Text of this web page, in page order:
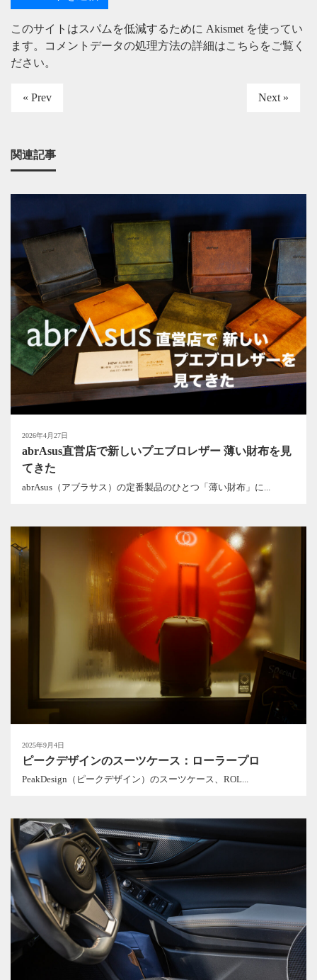
このサイトはスパムを低減するために Akismet を使ってい
ます。
コメントデータの処理方法の詳細はこちらをご覧く
ださい。
« Prev Next »
関連記事
2026年4月27日
abrAsus直営店で新しいプエブロレザー 薄い財布を見
てきた
abrAsus（アブラサス）の定番製品のひとつ「薄い財布」に...
2025年9月4日
ピークデザインのスーツケース：ローラープロ
PeakDesign（ピークデザイン）のスーツケース、ROL...